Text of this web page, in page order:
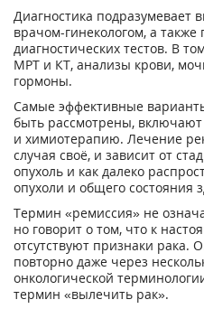
Диагностика подразумевает
врачом-гинекологом, а
диагностических тестов. В
МРТ и КТ, анализы крови,
гормоны.
Самые эффективные
быть рассмотрены,
и химиотерапию. Лечение
случая своё, и зависит от
опухоль и как далеко
опухоли и общего состояния
Термин «ремиссия» не
но говорит о том, что к
отсутствуют признаки рака.
повторно даже через
онкологической
термин «вылечить рак».